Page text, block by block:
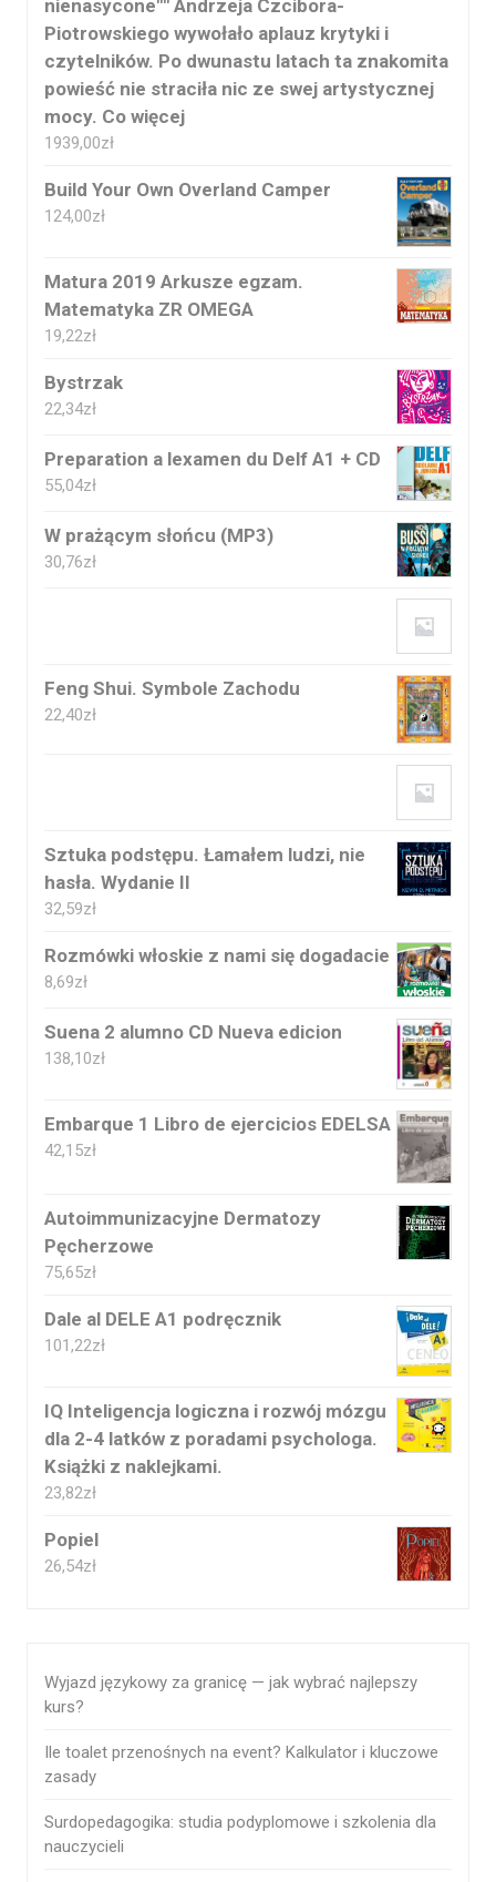
nienasycone"" Andrzeja Czcibora-
Piotrowskiego wywołało aplauz krytyki i
czytelników. Po dwunastu latach ta znakomita
powieść nie straciła nic ze swej artystycznej
mocy. Co więcej
1939,00zł
Build Your Own Overland Camper
124,00zł
Matura 2019 Arkusze egzam.
Matematyka ZR OMEGA
19,22zł
Bystrzak
22,34zł
Preparation a lexamen du Delf A1 + CD
55,04zł
W prażącym słońcu (MP3)
30,76zł
Feng Shui. Symbole Zachodu
22,40zł
Sztuka podstępu. Łamałem ludzi, nie
hasła. Wydanie II
32,59zł
Rozmówki włoskie z nami się dogadacie
8,69zł
Suena 2 alumno CD Nueva edicion
138,10zł
Embarque 1 Libro de ejercicios EDELSA
42,15zł
Autoimmunizacyjne Dermatozy
Pęcherzowe
75,65zł
Dale al DELE A1 podręcznik
101,22zł
IQ Inteligencja logiczna i rozwój mózgu
dla 2-4 latków z poradami psychologa.
Książki z naklejkami.
23,82zł
Popiel
26,54zł
Wyjazd językowy za granicę — jak wybrać najlepszy
kurs?
Ile toalet przenośnych na event? Kalkulator i kluczowe
zasady
Surdopedagogika: studia podyplomowe i szkolenia dla
nauczycieli